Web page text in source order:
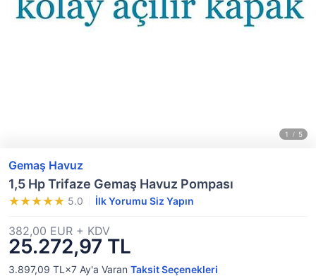
Gemaş Havuz
1,5 Hp Trifaze Gemaş Havuz Pompası
5.0 İlk Yorumu Siz Yapın
25.272,97 TL
382,00 EUR + KDV
3.897,09 TL×7 Ay'a Varan Taksit Seçenekleri